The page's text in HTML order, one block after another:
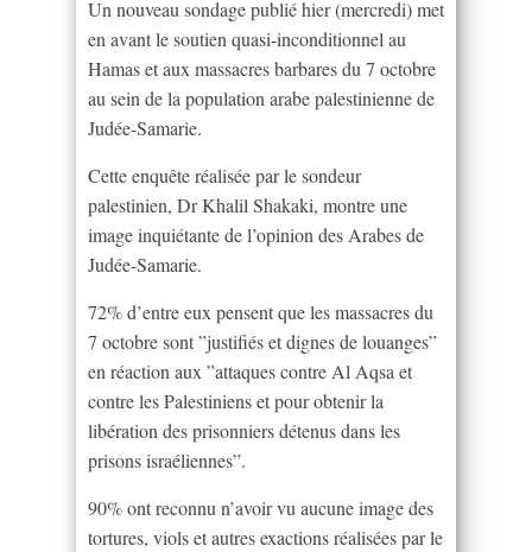
Un nouveau sondage publié hier (mercredi) met
en avant le soutien quasi-inconditionnel au
Hamas et aux massacres barbares du 7 octobre
au sein de la population arabe palestinienne de
Judée-Samarie.
Cette enquête réalisée par le sondeur
palestinien, Dr Khalil Shakaki, montre une
image inquiétante de l’opinion des Arabes de
Judée-Samarie.
72% d’entre eux pensent que les massacres du
7 octobre sont ”justifiés et dignes de louanges”
en réaction aux ”attaques contre Al Aqsa et
contre les Palestiniens et pour obtenir la
libération des prisonniers détenus dans les
prisons israéliennes”.
90% ont reconnu n’avoir vu aucune image des
tortures, viols et autres exactions réalisées par le